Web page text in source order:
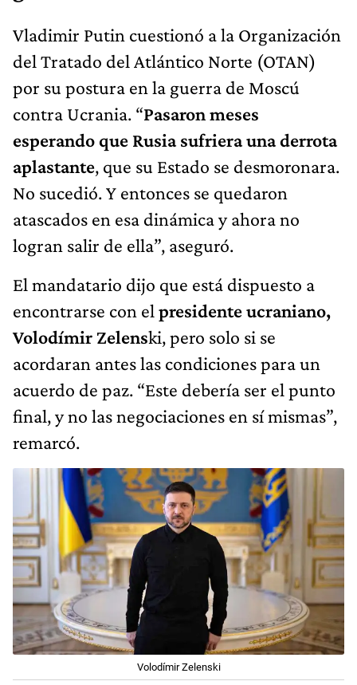
Vladimir Putin cuestionó a la Organización
del Tratado del Atlántico Norte (OTAN)
por su postura en la guerra de Moscú
contra Ucrania. “Pasaron meses
esperando que Rusia sufriera una derrota
aplastante, que su Estado se desmoronara.
No sucedió. Y entonces se quedaron
atascados en esa dinámica y ahora no
logran salir de ella”, aseguró.
El mandatario dijo que está dispuesto a
encontrarse con el presidente ucraniano,
Volodímir Zelenski, pero solo si se
acordaran antes las condiciones para un
acuerdo de paz. “Este debería ser el punto
final, y no las negociaciones en sí mismas”,
remarcó.
Volodímir Zelenski